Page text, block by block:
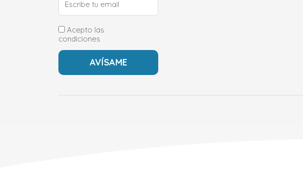
Acepto las
condiciones